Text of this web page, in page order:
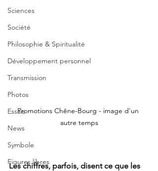
Sciences
Société
Philosophie & Spiritualité
Développement personnel
Transmission
Photos
Essais
News
Symbole
Figures libres
Promotions Chêne-Bourg - image d'un
autre temps
Les chiffres, parfois, disent ce que les